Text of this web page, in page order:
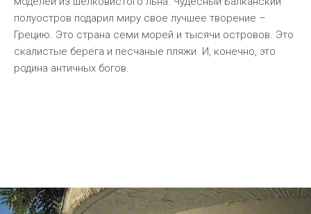
полуостров подарил миру свое лучшее творение –
Грецию. Это страна семи морей и тысячи островов. Это
скалистые берега и песчаные пляжи. И, конечно, это
родина античных богов.